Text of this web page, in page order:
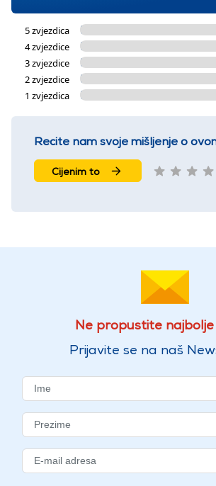
5 zvjezdica
4 zvjezdice
3 zvjezdice
2 zvjezdice
1 zvjezdica
Recite nam svoje mišljenje o
Cijenim to
Ne propustite najbolje
Prijavite se na naš